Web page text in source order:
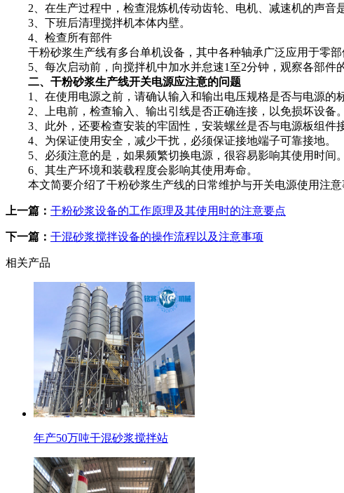
2、在生产过程中，检查混炼机传动齿轮、电机、减速机的声音是
3、下班后清理搅拌机本体内壁。
4、检查所有部件
干粉砂浆生产线有多台单机设备，其中各种轴承广泛应用于零部
5、每次启动前，向搅拌机中加水并怠速1至2分钟，观察各部件的
二、干粉砂浆生产线开关电源应注意的问题
1、在使用电源之前，请确认输入和输出电压规格是否与电源的标
2、上电前，检查输入、输出引线是否正确连接，以免损坏设备。
3、此外，还要检查安装的牢固性，安装螺丝是否与电源板组件
4、为保证使用安全，减少干扰，必须保证接地端子可靠接地。
5、必须注意的是，如果频繁切换电源，很容易影响其使用时间。
6、其生产环境和装载程度会影响其使用寿命。
本文简要介绍了干粉砂浆生产线的日常维护与开关电源使用注意
上一篇： 干粉砂浆设备的工作原理及其使用时的注意要点
下一篇： 干混砂浆搅拌设备的操作流程以及注意事项
相关产品
年产50万吨干混砂浆搅拌站